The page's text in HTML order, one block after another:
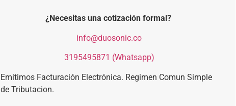
¿Necesitas una cotización formal?
info@duosonic.co
3195495871 (Whatsapp)
Emitimos Facturación Electrónica. Regimen Comun Simple
de Tributacion.